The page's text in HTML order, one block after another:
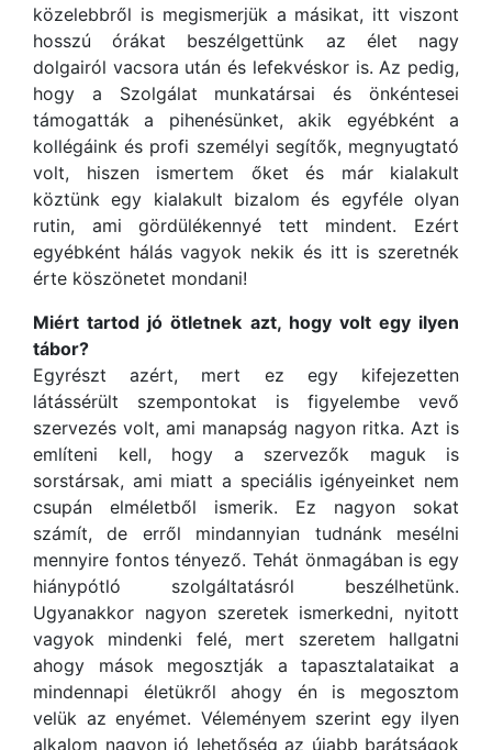
közelebbről is megismerjük a másikat, itt viszont
hosszú órákat beszélgettünk az élet nagy
dolgairól vacsora után és lefekvéskor is. Az pedig,
hogy a Szolgálat munkatársai és önkéntesei
támogatták a pihenésünket, akik egyébként a
kollégáink és profi személyi segítők, megnyugtató
volt, hiszen ismertem őket és már kialakult
köztünk egy kialakult bizalom és egyféle olyan
rutin, ami gördülékennyé tett mindent. Ezért
egyébként hálás vagyok nekik és itt is szeretnék
érte köszönetet mondani!
Miért tartod jó ötletnek azt, hogy volt egy ilyen
tábor?
Egyrészt azért, mert ez egy kifejezetten
látássérült szempontokat is figyelembe vevő
szervezés volt, ami manapság nagyon ritka. Azt is
említeni kell, hogy a szervezők maguk is
sorstársak, ami miatt a speciális igényeinket nem
csupán elméletből ismerik. Ez nagyon sokat
számít, de erről mindannyian tudnánk mesélni
mennyire fontos tényező. Tehát önmagában is egy
hiánypótló szolgáltatásról beszélhetünk.
Ugyanakkor nagyon szeretek ismerkedni, nyitott
vagyok mindenki felé, mert szeretem hallgatni
ahogy mások megosztják a tapasztalataikat a
mindennapi életükről ahogy én is megosztom
velük az enyémet. Véleményem szerint egy ilyen
alkalom nagyon jó lehetőség az újabb barátságok